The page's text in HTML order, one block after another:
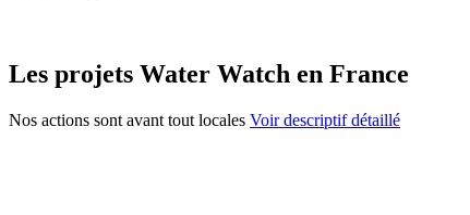
Les projets Water Watch en France
Nos actions sont avant tout locales Voir descriptif détaillé